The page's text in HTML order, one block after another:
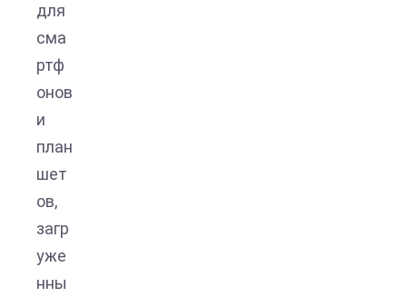
для
сма
ртф
онов
и
план
шет
ов,
загр
уже
нны